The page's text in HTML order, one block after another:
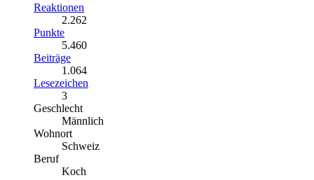
Reaktionen
2.262
Punkte
5.460
Beiträge
1.064
Lesezeichen
3
Geschlecht
Männlich
Wohnort
Schweiz
Beruf
Koch